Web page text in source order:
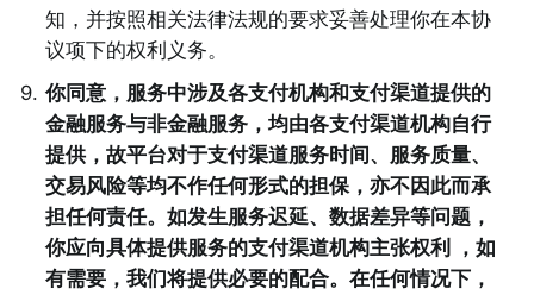
知，并按照相关法律法规的要求妥善处理你在本协
议项下的权利义务。
9. 你同意，服务中涉及各支付机构和支付渠道提供的
金融服务与非金融服务，均由各支付渠道机构自行
提供，故平台对于支付渠道服务时间、服务质量、
交易风险等均不作任何形式的担保，亦不因此而承
担任何责任。如发生服务迟延、数据差异等问题，
你应向具体提供服务的支付渠道机构主张权利 ，如
有需要，我们将提供必要的配合。在任何情况下，